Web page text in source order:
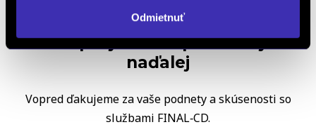
Odmietnuť
Zlepšujeme sa pre vás aj
naďalej
Vopred ďakujeme za vaše podnety a skúsenosti so
službami FINAL‑CD.